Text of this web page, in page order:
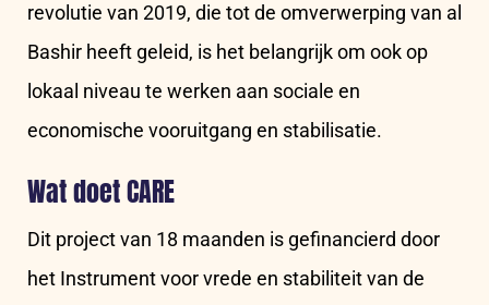
revolutie van 2019, die tot de omverwerping van al
Bashir heeft geleid, is het belangrijk om ook op
lokaal niveau te werken aan sociale en
economische vooruitgang en stabilisatie.
Wat doet CARE
Dit project van 18 maanden is gefinancierd door
het Instrument voor vrede en stabiliteit van de